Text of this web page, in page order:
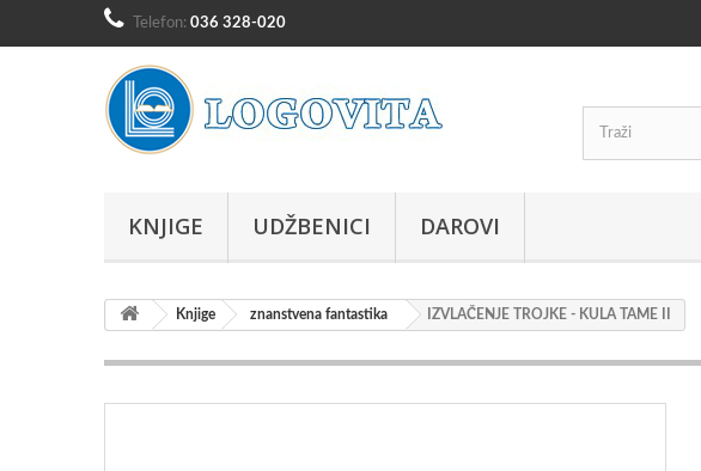
Telefon: 036 328-020
KNJIGE UDŽBENICI DAROVI
Knjige znanstvena fantastika IZVLAČENJE TROJKE - KULA TAME II